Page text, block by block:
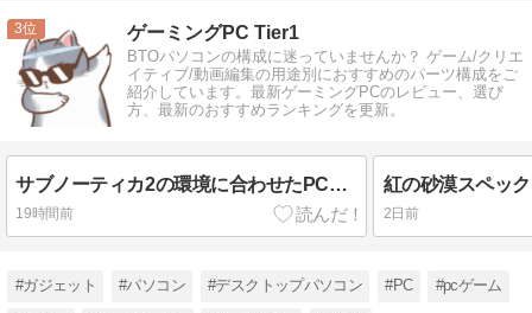
3 ゲーミングPC Tier1
BTOパソコンの構成に迷っていませんか？ ゲーム/クリエ
イティブ/動画編集の用途別におすすめのパーツ構成をご
紹介しています。最新ゲーミングPCのレビュー、選び
方、最新のおすすめランキングを更新。
サブノーティカ2の環境に合わせたPC選びで後悔しない方法
19時間前 2日前
#ガジェット #パソコン #デスクトップパソコン #PC #pcゲーム